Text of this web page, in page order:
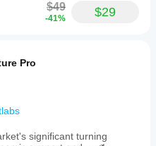
$49
-41% $29
Pro
significant turning